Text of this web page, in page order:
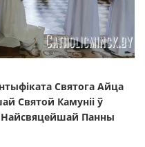
Святога Айца
Святой Камуніі ў
Найсвяцейшай Панны